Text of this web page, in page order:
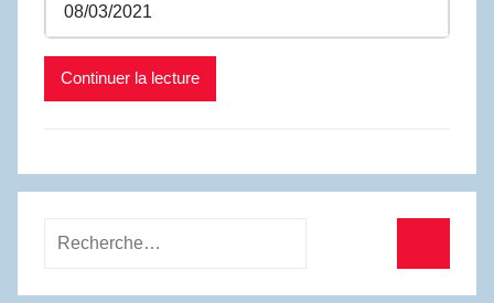
08/03/2021
Continuer la lecture
Recherche
: